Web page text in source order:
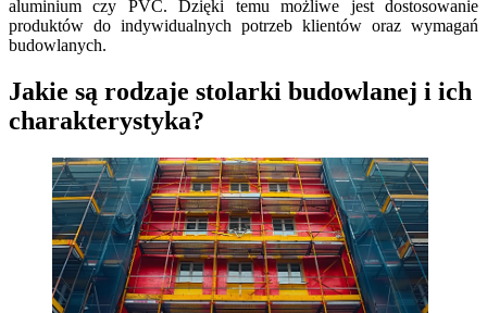
aluminium czy PVC. Dzięki temu możliwe jest dostosowanie
produktów do indywidualnych potrzeb klientów oraz wymagań
budowlanych.
Jakie są rodzaje stolarki budowlanej i ich
charakterystyka?